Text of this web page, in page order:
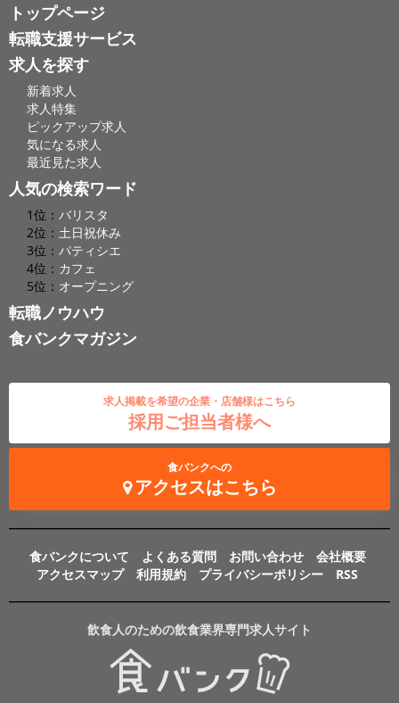
トップページ
転職支援サービス
求人を探す
新着求人
求人特集
ピックアップ求人
気になる求人
最近見た求人
人気の検索ワード
1位： バリスタ
2位： 土日祝休み
3位： パティシエ
4位： カフェ
5位： オープニング
転職ノウハウ
食バンクマガジン
求人掲載を希望の企業・店舗様はこちら
採用ご担当者様へ
食バンクへの
アクセスはこちら
食バンクについて よくある質問 お問い合わせ
会社概要
アクセスマップ
利用規約 プライバシーポリシー RSS
飲食人のための飲食業界専門求人サイト